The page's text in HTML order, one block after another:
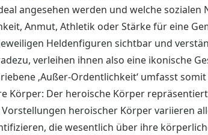
angesehen werden und welche sozialen
Anmut, Athletik oder Stärke für eine
Heldenfiguren sichtbar und
verleihen ihnen also eine ikonische
‚Außer-Ordentlichkeit‘ umfasst
Körper: Der heroische Körper
heroischer Körper variieren
die wesentlich über ihre